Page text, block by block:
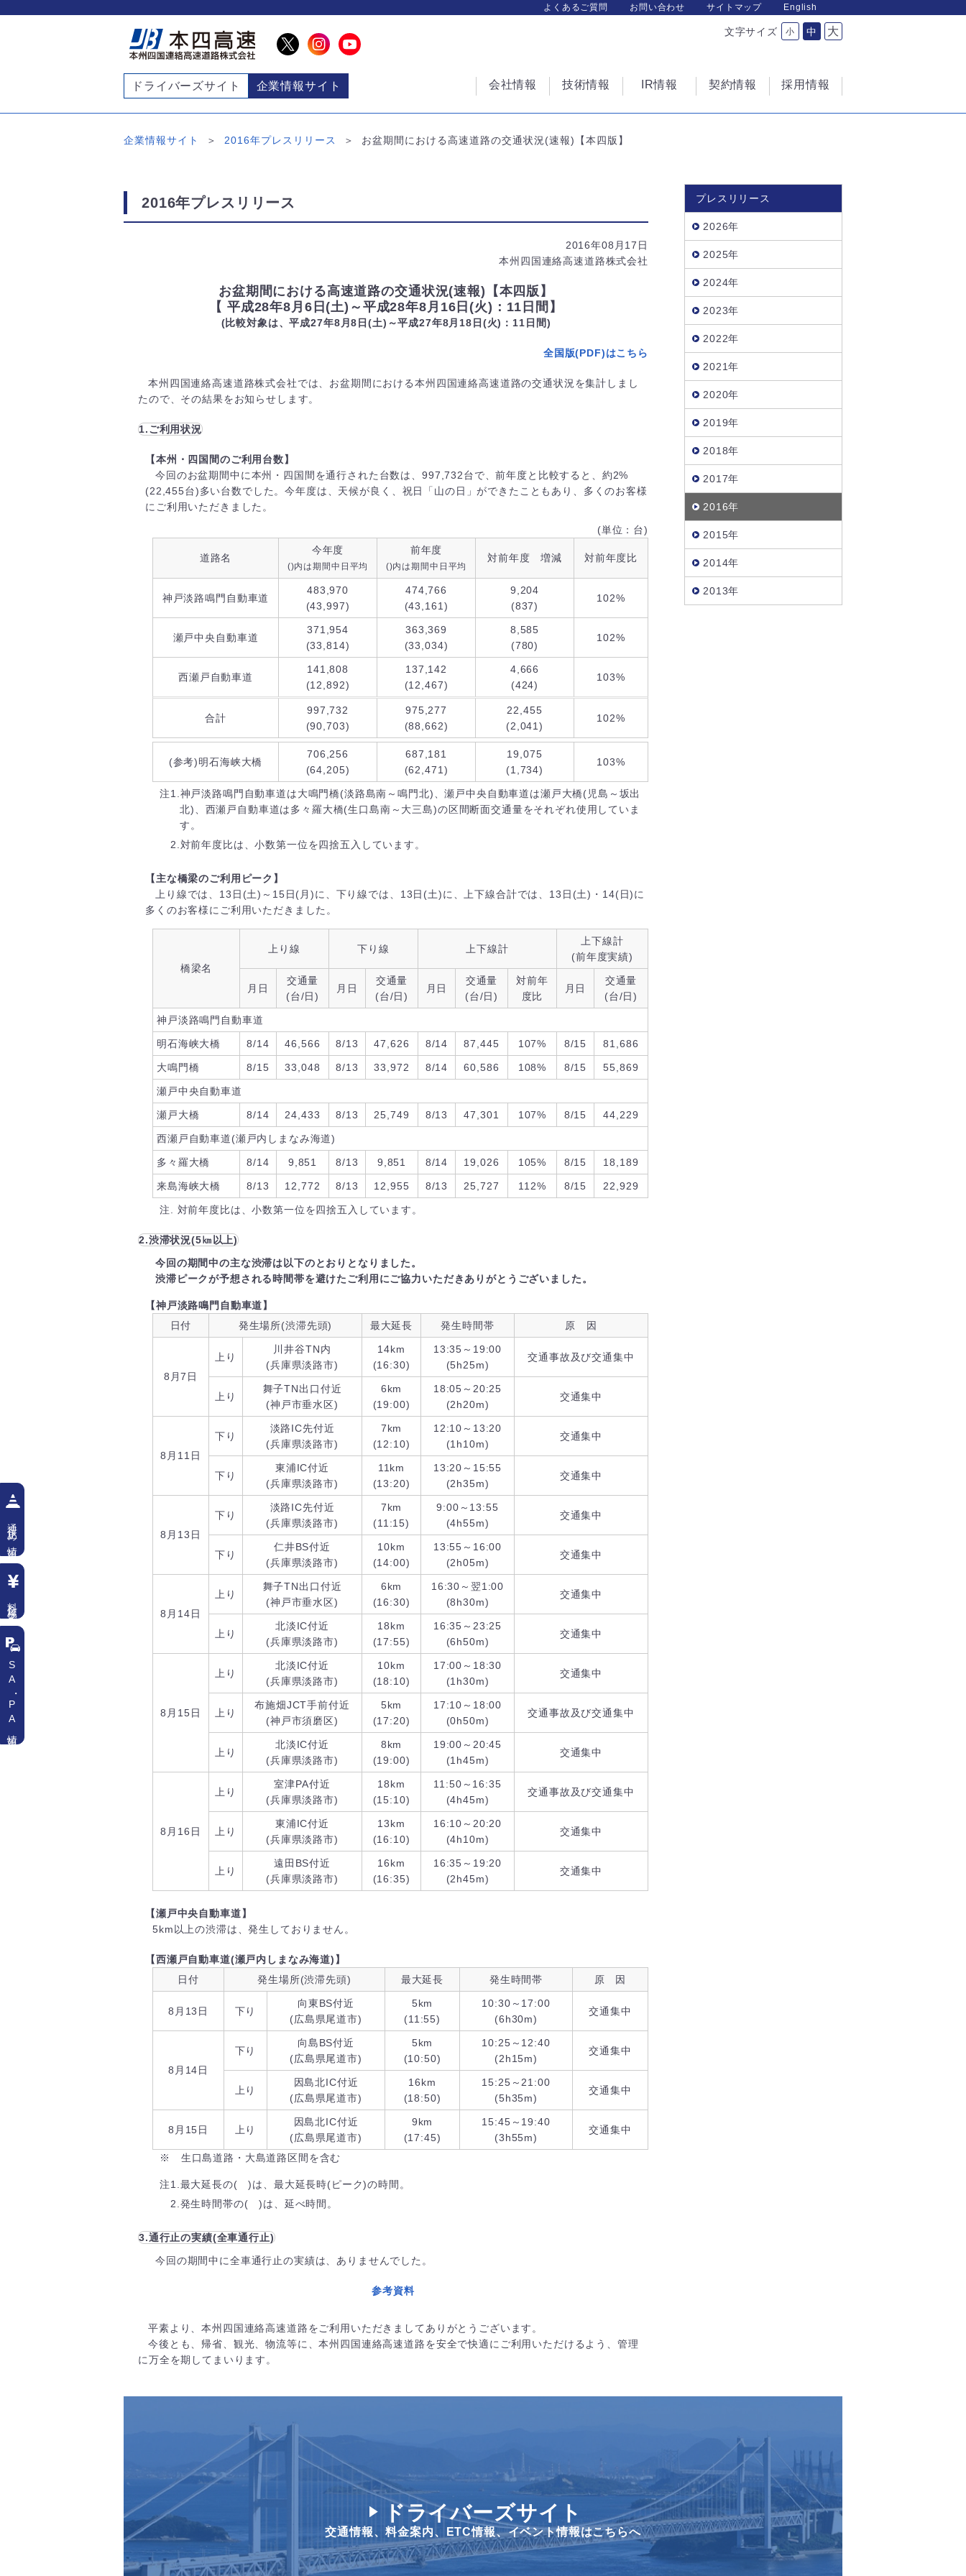
よくあるご質問 お問い合わせ サイトマップ English
ドライバーズサイト 企業情報サイト
文字サイズ 小 中 大
会社情報 技術情報 IR情報 契約情報 採用情報
企業情報サイト 2016年プレスリリース お盆期間における高速道路の交通状況(速報)【本四版】
2016年プレスリリース
2016年08月17日
本州四国連絡高速道路株式会社
お盆期間における高速道路の交通状況(速報)【本四版】
【 平成28年8月6日(土)～平成28年8月16日(火)：11日間】
(比較対象は、平成27年8月8日(土)～平成27年8月18日(火)：11日間)
全国版(PDF)はこちら
本州四国連絡高速道路株式会社では、お盆期間における本州四国連絡高速道路の交通状況を集計しまし
たので、その結果をお知らせします。
1.ご利用状況
【本州・四国間のご利用台数】
今回のお盆期間中に本州・四国間を通行された台数は、997,732台で、前年度と比較すると、約2%
(22,455台)多い台数でした。今年度は、天候が良く、祝日「山の日」ができたこともあり、多くのお客様
にご利用いただきました。
(単位：台)
道路名
今年度
()内は期間中日平均
前年度
()内は期間中日平均
対前年度 増減 対前年度比
神戸淡路鳴門自動車道
483,970
(43,997)
474,766
(43,161)
9,204
(837)
102%
瀬戸中央自動車道
371,954
(33,814)
363,369
(33,034)
8,585
(780)
102%
西瀬戸自動車道
141,808
(12,892)
137,142
(12,467)
4,666
(424)
103%
合計
997,732
(90,703)
975,277
(88,662)
22,455
(2,041)
102%
(参考)明石海峡大橋
706,256
(64,205)
687,181
(62,471)
19,075
(1,734)
103%
注1.神戸淡路鳴門自動車道は大鳴門橋(淡路島南～鳴門北)、瀬戸中央自動車道は瀬戸大橋(児島～坂出
北)、西瀬戸自動車道は多々羅大橋(生口島南～大三島)の区間断面交通量をそれぞれ使用していま
す。
2.対前年度比は、小数第一位を四捨五入しています。
【主な橋梁のご利用ピーク】
上り線では、13日(土)～15日(月)に、下り線では、13日(土)に、上下線合計では、13日(土)・14(日)に
多くのお客様にご利用いただきました。
橋梁名
上り線 下り線 上下線計
上下線計
(前年度実績)
月日
交通量
(台/日)
月日
交通量
(台/日)
月日
交通量
(台/日)
対前年
度比
月日
交通量
(台/日)
神戸淡路鳴門自動車道
明石海峡大橋 8/14 46,566 8/13 47,626 8/14 87,445 107% 8/15 81,686
大鳴門橋 8/15 33,048 8/13 33,972 8/14 60,586 108% 8/15 55,869
瀬戸中央自動車道
瀬戸大橋 8/14 24,433 8/13 25,749 8/13 47,301 107% 8/15 44,229
西瀬戸自動車道(瀬戸内しまなみ海道)
多々羅大橋 8/14 9,851 8/13 9,851 8/14 19,026 105% 8/15 18,189
来島海峡大橋 8/13 12,772 8/13 12,955 8/13 25,727 112% 8/15 22,929
注. 対前年度比は、小数第一位を四捨五入しています。
2.渋滞状況(5㎞以上)
今回の期間中の主な渋滞は以下のとおりとなりました。
渋滞ピークが予想される時間帯を避けたご利用にご協力いただきありがとうございました。
【神戸淡路鳴門自動車道】
日付
発生場所(渋滞先頭) 最大延長 発生時間帯 原 因
8月7日
上り
川井谷TN内
(兵庫県淡路市)
14km
(16:30)
13:35～19:00
(5h25m)
交通事故及び交通集中
上り
舞子TN出口付近
(神戸市垂水区)
6km
(19:00)
18:05～20:25
(2h20m)
交通集中
8月11日
下り
淡路IC先付近
(兵庫県淡路市)
7km
(12:10)
12:10～13:20
(1h10m)
交通集中
下り
東浦IC付近
(兵庫県淡路市)
11km
(13:20)
13:20～15:55
(2h35m)
交通集中
8月13日
下り
淡路IC先付近
(兵庫県淡路市)
7km
(11:15)
9:00～13:55
(4h55m)
交通集中
下り
仁井BS付近
(兵庫県淡路市)
10km
(14:00)
13:55～16:00
(2h05m)
交通集中
8月14日
上り
舞子TN出口付近
(神戸市垂水区)
6km
(16:30)
16:30～翌1:00
(8h30m)
交通集中
上り
北淡IC付近
(兵庫県淡路市)
18km
(17:55)
16:35～23:25
(6h50m)
交通集中
8月15日
上り
北淡IC付近
(兵庫県淡路市)
10km
(18:10)
17:00～18:30
(1h30m)
交通集中
上り
布施畑JCT手前付近
(神戸市須磨区)
5km
(17:20)
17:10～18:00
(0h50m)
交通事故及び交通集中
上り
北淡IC付近
(兵庫県淡路市)
8km
(19:00)
19:00～20:45
(1h45m)
交通集中
8月16日
上り
室津PA付近
(兵庫県淡路市)
18km
(15:10)
11:50～16:35
(4h45m)
交通事故及び交通集中
上り
東浦IC付近
(兵庫県淡路市)
13km
(16:10)
16:10～20:20
(4h10m)
交通集中
上り
遠田BS付近
(兵庫県淡路市)
16km
(16:35)
16:35～19:20
(2h45m)
交通集中
【瀬戸中央自動車道】
5km以上の渋滞は、発生しておりません。
【西瀬戸自動車道(瀬戸内しまなみ海道)】
日付
発生場所(渋滞先頭) 最大延長 発生時間帯 原 因
8月13日 下り
向東BS付近
(広島県尾道市)
5km
(11:55)
10:30～17:00
(6h30m)
交通集中
8月14日
下り
向島BS付近
(広島県尾道市)
5km
(10:50)
10:25～12:40
(2h15m)
交通集中
上り
因島北IC付近
(広島県尾道市)
16km
(18:50)
15:25～21:00
(5h35m)
交通集中
8月15日 上り
因島北IC付近
(広島県尾道市)
9km
(17:45)
15:45～19:40
(3h55m)
交通集中
※ 生口島道路・大島道路区間を含む
注1.最大延長の( )は、最大延長時(ピーク)の時間。
2.発生時間帯の( )は、延べ時間。
3.通行止の実績(全車通行止)
今回の期間中に全車通行止の実績は、ありませんでした。
参考資料
平素より、本州四国連絡高速道路をご利用いただきましてありがとうございます。
今後とも、帰省、観光、物流等に、本州四国連絡高速道路を安全で快適にご利用いただけるよう、管理
に万全を期してまいります。
プレスリリース
2026年
2025年
2024年
2023年
2022年
2021年
2020年
2019年
2018年
2017年
2016年
2015年
2014年
2013年
ドライバーズサイト
交通情報、料金案内、 ETC情報、イベント情報はこちらへ
通行止め情報
料金検索
SA
・
PA情報